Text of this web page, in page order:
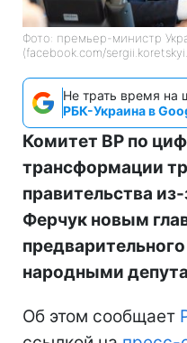
Фото: премьер-министр
(facebook.com/
Не трать время на
РБК-Украина в
Комитет ВР по
трансформации
правительства
Ферчук новым
народными
Об этом сообщает